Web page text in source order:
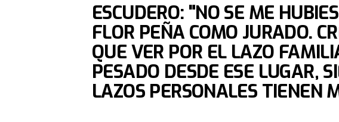
ESCUDERO: "NO SE ME
FLOR PEÑA COMO JURADO.
QUE VER POR EL LAZO
PESADO DESDE ESE LUGAR,
LAZOS PERSONALES TIENEN